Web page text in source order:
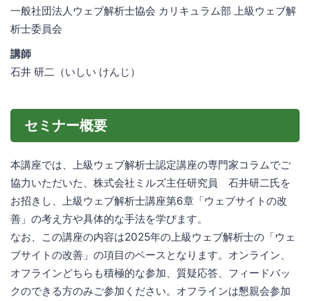
一般社団法人ウェブ解析士協会 カリキュラム部 上級ウェブ解
析士委員会
講師
石井 研二（いしい けんじ）
セミナー概要
本講座では、上級ウェブ解析士認定講座の専門家コラムでご
協力いただいた、株式会社ミルズ主任研究員 石井研二氏を
お招きし、上級ウェブ解析士講座第6章「ウェブサイトの改
善」の考え方や具体的な手法を学びます。
なお、この講座の内容は2025年の上級ウェブ解析士の「ウェ
ブサイトの改善」の項目のベースとなります。オンライン、
オフラインどちらも積極的な参加、質疑応答、フィードバッ
クのできる方のみご参加ください。オフラインは懇親会参加